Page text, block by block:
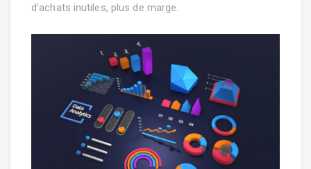
d’achats inutiles, plus de marge.